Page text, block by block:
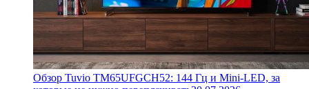
Обзор Tuvio TM65UFGCH52: 144 Гц и Mini-LED, за